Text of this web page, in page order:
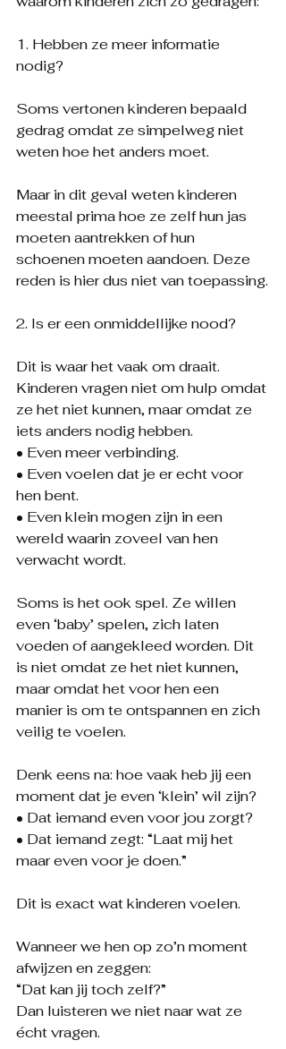
1. Hebben ze meer informatie
nodig?
Soms vertonen kinderen bepaald
gedrag omdat ze simpelweg niet
weten hoe het anders moet.
Maar in dit geval weten kinderen
meestal prima hoe ze zelf hun jas
moeten aantrekken of hun
schoenen moeten aandoen. Deze
reden is hier dus niet van toepassing.
2. Is er een onmiddellijke nood?
Dit is waar het vaak om draait.
Kinderen vragen niet om hulp omdat
ze het niet kunnen, maar omdat ze
iets anders nodig hebben.
• Even meer verbinding.
• Even voelen dat je er echt voor
hen bent.
• Even klein mogen zijn in een
wereld waarin zoveel van hen
verwacht wordt.
Soms is het ook spel. Ze willen
even ‘baby’ spelen, zich laten
voeden of aangekleed worden. Dit
is niet omdat ze het niet kunnen,
maar omdat het voor hen een
manier is om te ontspannen en zich
veilig te voelen.
Denk eens na: hoe vaak heb jij een
moment dat je even ‘klein’ wil zijn?
• Dat iemand even voor jou zorgt?
• Dat iemand zegt: “Laat mij het
maar even voor je doen.”
Dit is exact wat kinderen voelen.
Wanneer we hen op zo’n moment
afwijzen en zeggen:
“Dat kan jij toch zelf?”
Dan luisteren we niet naar wat ze
écht vragen.